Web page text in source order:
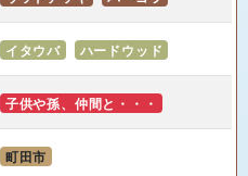
イタウバ ハードウッド
子供や孫、仲間と・・・
町田市